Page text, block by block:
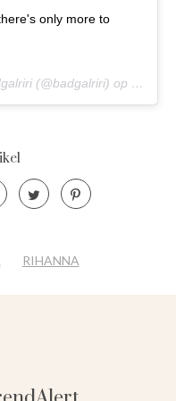
only more to
Een video die is geplaatst door badgalriri (@badgalriri) op
25 Nov
RIHANNA